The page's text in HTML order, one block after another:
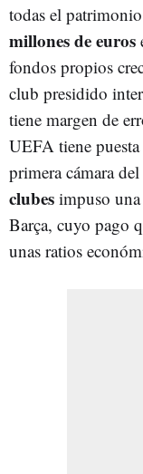
todas el
millones de euros
fondos propios
club presidido
tiene margen de
UEFA tiene
primera cámara
clubes impuso una
Barça, cuyo pago
unas ratios